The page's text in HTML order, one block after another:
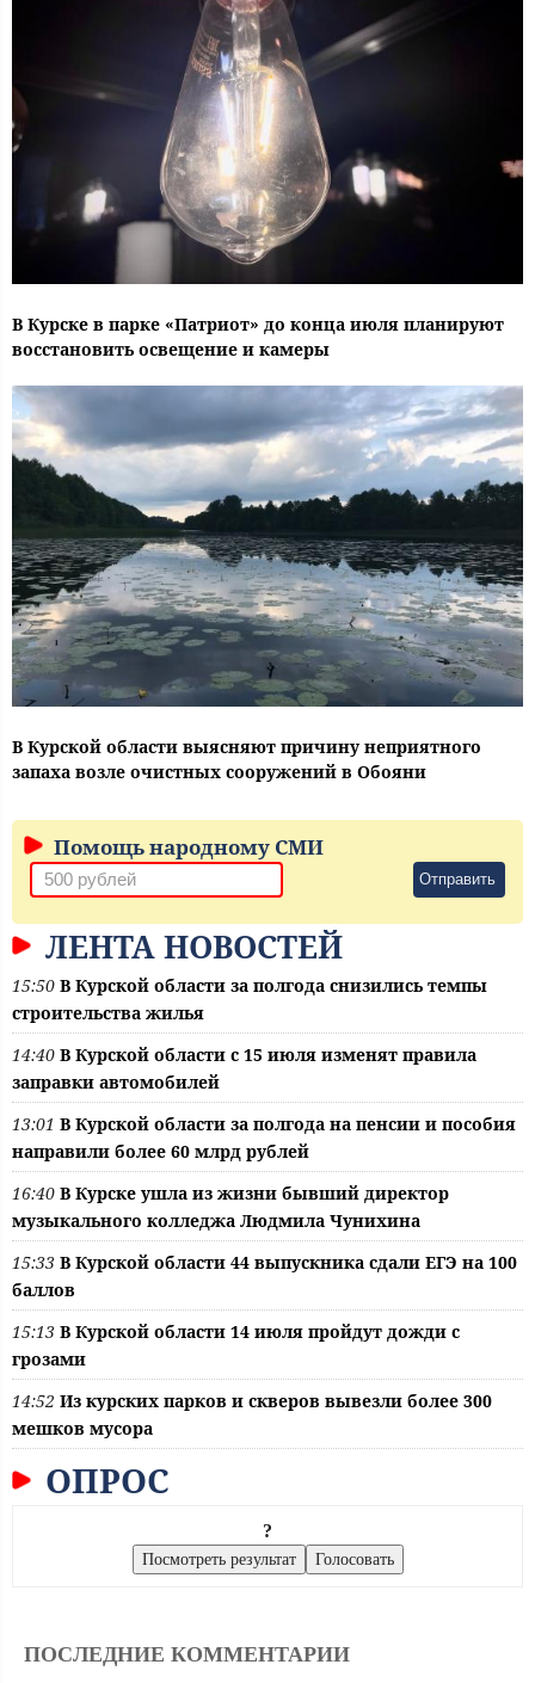
В Курске в парке «Патриот» до конца июля планируют
восстановить освещение и камеры
В Курской области выясняют причину неприятного
запаха возле очистных сооружений в Обояни
Помощь народному СМИ
Отправить
ЛЕНТА НОВОСТЕЙ
15:50 В Курской области за полгода снизились темпы
строительства жилья
14:40 В Курской области с 15 июля изменят правила
заправки автомобилей
13:01 В Курской области за полгода на пенсии и пособия
направили более 60 млрд рублей
16:40 В Курске ушла из жизни бывший директор
музыкального колледжа Людмила Чунихина
15:33 В Курской области 44 выпускника сдали ЕГЭ на 100
баллов
15:13 В Курской области 14 июля пройдут дожди с
грозами
14:52 Из курских парков и скверов вывезли более 300
мешков мусора
ОПРОС
?
ПОСЛЕДНИЕ КОММЕНТАРИИ